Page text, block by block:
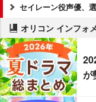
セイレーン役声優、
オリコン インフォ
が